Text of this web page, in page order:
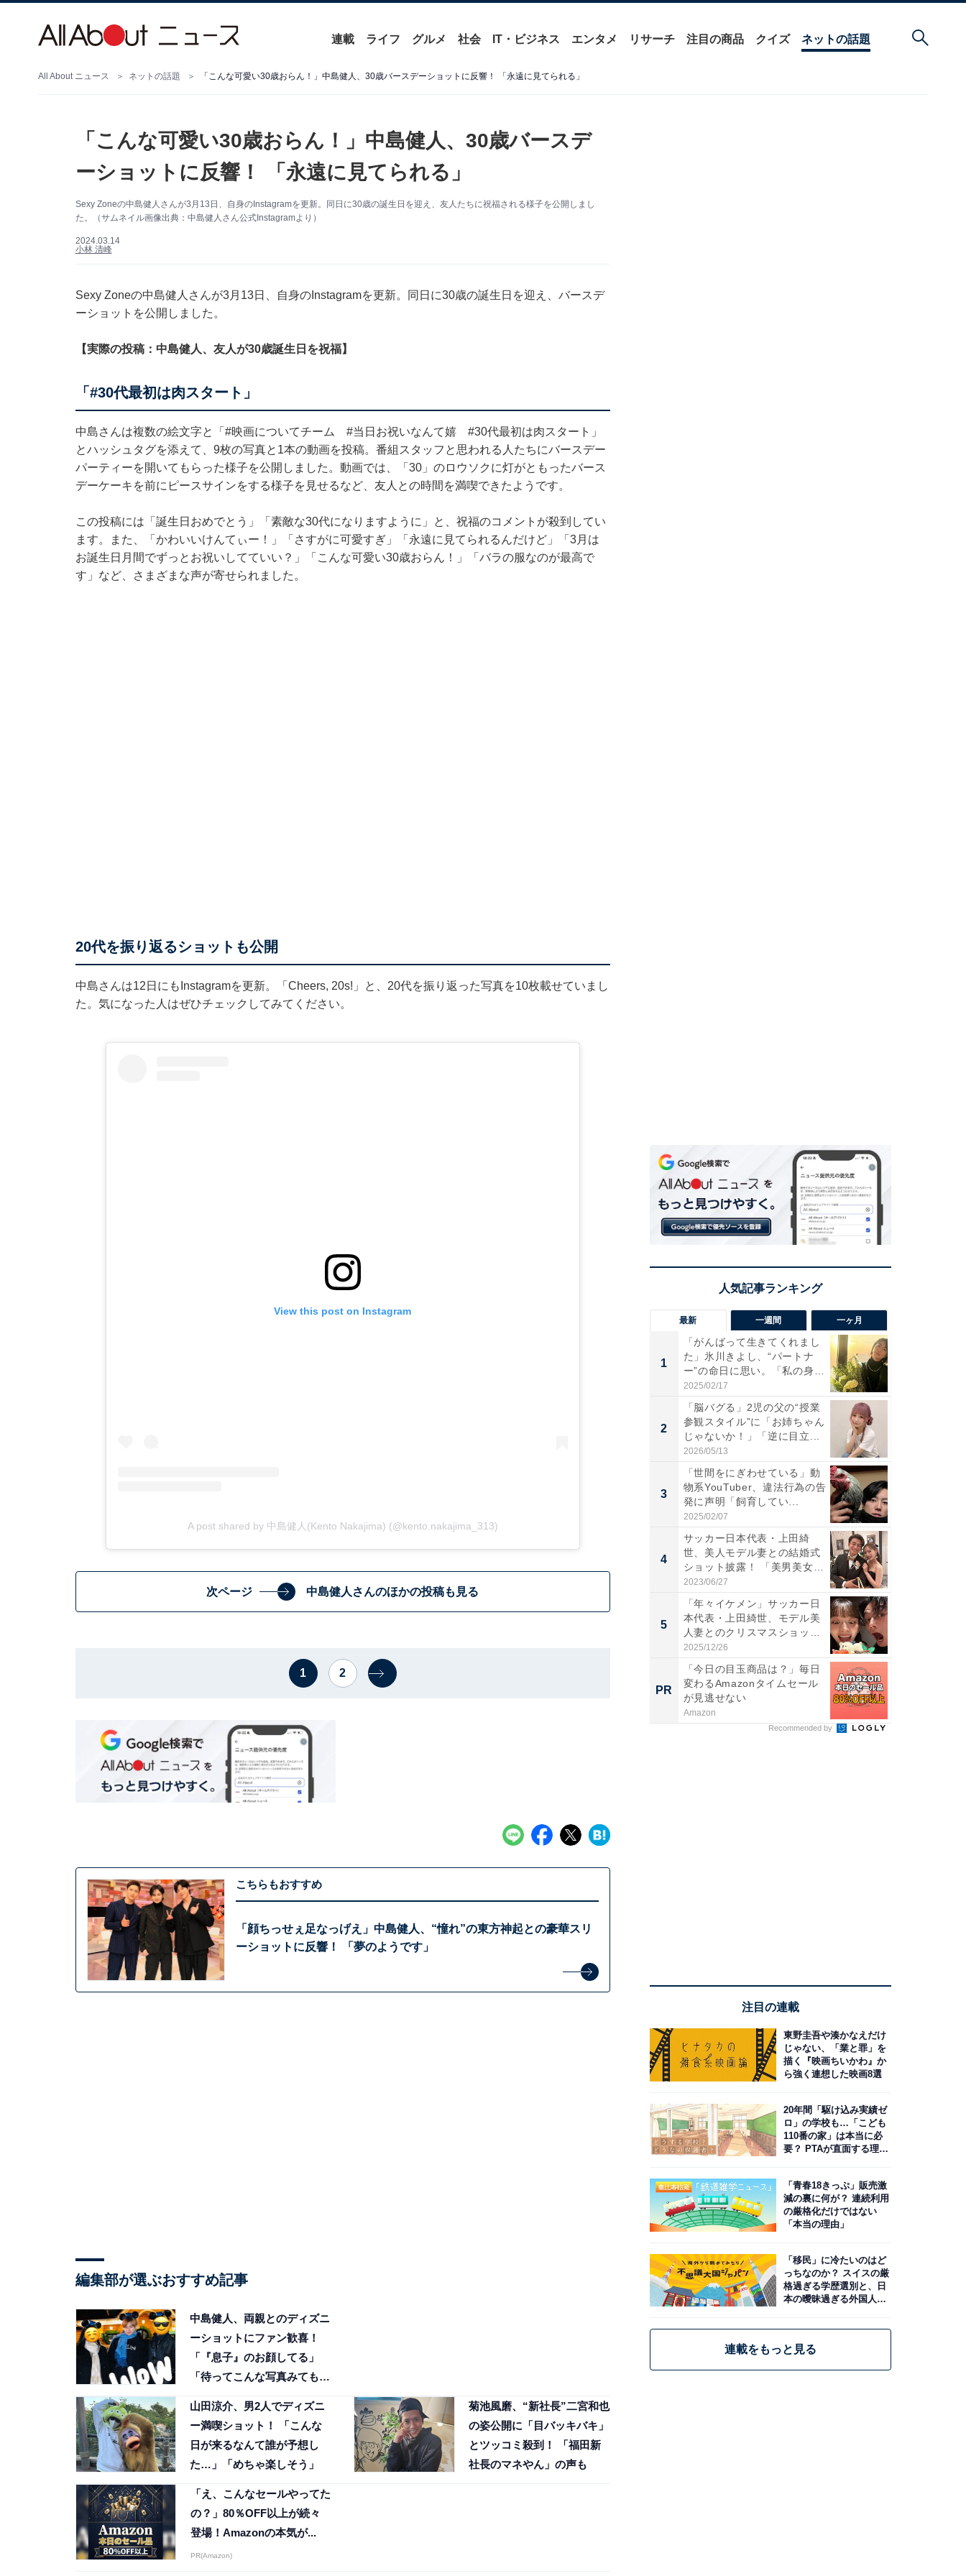
連載 ライフ グルメ 社会 IT・ビジネス エンタメ リサーチ 注目の商品 クイズ ネットの話題
All About ニュース ネットの話題 「こんな可愛い30歳おらん！」中島健人、30歳バースデーショットに反響！ 「永遠に見てられる」
「こんな可愛い30歳おらん！」中島健人、30歳バースデ
ーショットに反響！ 「永遠に見てられる」
Sexy Zoneの中島健人さんが3月13日、自身のInstagramを更新。同日に30歳の誕生日を迎え、友人たちに祝福される様子を公開しまし
た。（サムネイル画像出典：中島健人さん公式Instagramより）
2024.03.14
小林 清峰
Sexy Zoneの中島健人さんが3月13日、自身のInstagramを更新。同日に30歳の誕生日を迎え、バースデ
ーショットを公開しました。
【実際の投稿：中島健人、友人が30歳誕生日を祝福】
「#30代最初は肉スタート」
中島さんは複数の絵文字と「#映画についてチーム #当日お祝いなんて嬉 #30代最初は肉スタート」
とハッシュタグを添えて、9枚の写真と1本の動画を投稿。番組スタッフと思われる人たちにバースデー
パーティーを開いてもらった様子を公開しました。動画では、「30」のロウソクに灯がともったバース
デーケーキを前にピースサインをする様子を見せるなど、友人との時間を満喫できたようです。
この投稿には「誕生日おめでとう」「素敵な30代になりますように」と、祝福のコメントが殺到してい
ます。また、「かわいいけんてぃー！」「さすがに可愛すぎ」「永遠に見てられるんだけど」「3月は
お誕生日月間でずっとお祝いしてていい？」「こんな可愛い30歳おらん！」「バラの服なのが最高で
す」など、さまざまな声が寄せられました。
20代を振り返るショットも公開
中島さんは12日にもInstagramを更新。「Cheers, 20s!」と、20代を振り返った写真を10枚載せていまし
た。気になった人はぜひチェックしてみてください。
View this post on Instagram
A post shared by 中島健人(Kento Nakajima) (@kento.nakajima_313)
次ページ 中島健人さんのほかの投稿も見る
1 2
こちらもおすすめ
「顔ちっせぇ足なっげえ」中島健人、“憧れ”の東方神起との豪華スリ
ーショットに反響！ 「夢のようです」
編集部が選ぶおすすめ記事
中島健人、両親とのディズニ
ーショットにファン歓喜！
「『息子』のお顔してる」
「待ってこんな写真みてもい
山田涼介、男2人でディズニ
ー満喫ショット！ 「こんな
日が来るなんて誰が予想し
た…」「めちゃ楽しそう」
菊池風磨、“新社長”二宮和也
の姿公開に「目バッキバキ」
とツッコミ殺到！ 「福田新
社長のマネやん」の声も
「え、こんなセールやってた
の？」80％OFF以上が続々
登場！Amazonの本気が...
PR(Amazon)
最新 一週間 一ヶ月
1
「がんばって生きてくれまし
た」氷川きよし、“パートナ
ー”の命日に思い。「私の身
体...
2025/02/17
2
「脳バグる」2児の父の“授業
参観スタイル”に「お姉ちゃん
じゃないか！」「逆に目立...
2026/05/13
3
「世間をにぎわせている」動
物系YouTuber、違法行為の告
発に声明「飼育してい...
2025/02/07
4
サッカー日本代表・上田綺
世、美人モデル妻との結婚式
ショット披露！ 「美男美女」
「...
2023/06/27
5
「年々イケメン」サッカー日
本代表・上田綺世、モデル美
人妻とのクリスマスショット
に...
2025/12/26
PR
「今日の目玉商品は？」毎日
変わるAmazonタイムセール
が見逃せない
Amazon
Recommended by
注目の連載
東野圭吾や湊かなえだけ
じゃない、「業と罪」を
描く『映画ちいかわ』か
ら強く連想した映画8選
20年間「駆け込み実績ゼ
ロ」の学校も…「こども
110番の家」は本当に必
要？ PTAが直面する理想
「青春18きっぷ」販売激
減の裏に何が？ 連続利用
の厳格化だけではない
「本当の理由」
「移民」に冷たいのはど
っちなのか？ スイスの厳
格過ぎる学歴選別と、日
本の曖昧過ぎる外国人政
連載をもっと見る